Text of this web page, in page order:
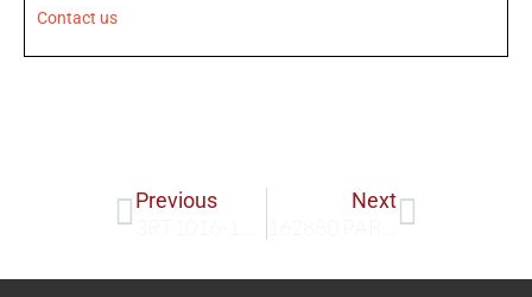
Contact us
Prev
Previous NextNext